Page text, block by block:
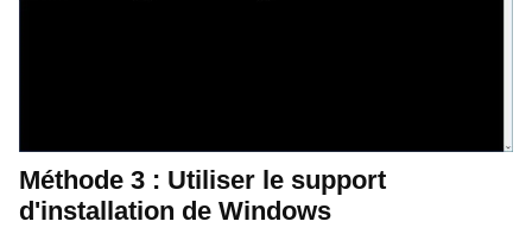
Méthode 3 : Utiliser le support
d'installation de Windows